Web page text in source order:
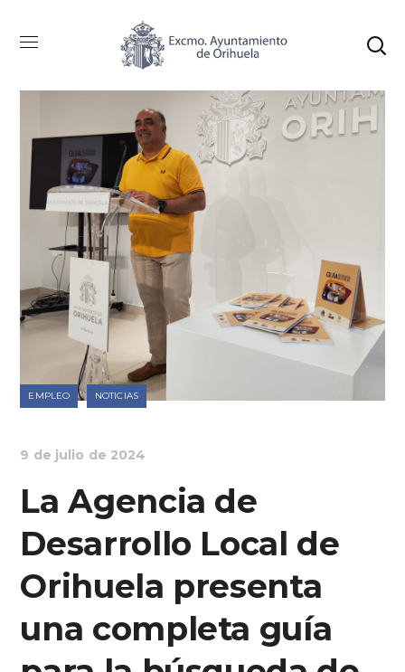
EMPLEO NOTICIAS
9 de julio de 2024
La Agencia de
Desarrollo Local de
Orihuela presenta
una completa guía